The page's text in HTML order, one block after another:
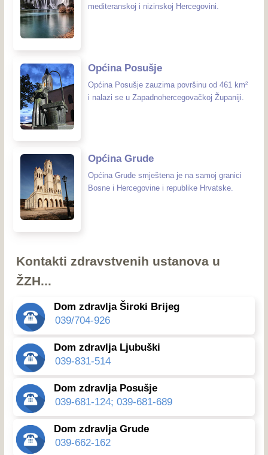
mediteranskoj i nizinskoj Hercegovini.
Općina Posušje
Općina Posušje zauzima površinu od 461 km²
i nalazi se u Zapadnohercegovačkoj Županiji.
Općina Grude
Općina Grude smještena je na samoj granici
Bosne i Hercegovine i republike Hrvatske.
Kontakti zdravstvenih ustanova u
ŽZH...
Dom zdravlja Široki Brijeg
039/704-926
Dom zdravlja Ljubuški
039-831-514
Dom zdravlja Posušje
039-681-124; 039-681-689
Dom zdravlja Grude
039-662-162